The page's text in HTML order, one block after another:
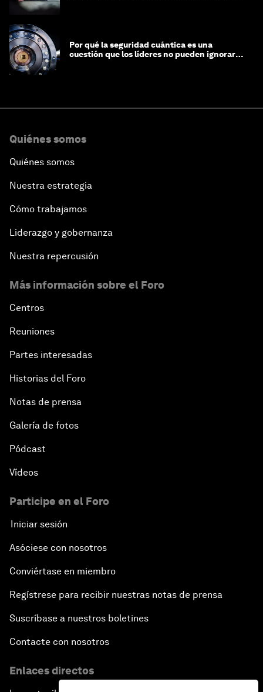
Por qué la seguridad cuántica es una
cuestión que los líderes no pueden ignorar
Quiénes somos
Quiénes somos
Nuestra estrategia
Cómo trabajamos
Liderazgo y gobernanza
Nuestra repercusión
Más información sobre el Foro
Centros
Reuniones
Partes interesadas
Historias del Foro
Notas de prensa
Galería de fotos
Pódcast
Vídeos
Participe en el Foro
Iniciar sesión
Asóciese con nosotros
Conviértase en miembro
Regístrese para recibir nuestras notas de prensa
Suscríbase a nuestros boletines
Contacte con nosotros
Enlaces directos